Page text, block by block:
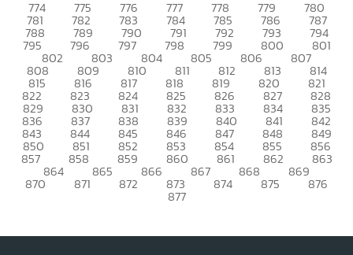
774 775 776 777 778 779 780
781 782 783 784 785 786 787
788 789 790 791 792 793 794
795 796 797 798 799 800 801
802 803 804 805 806 807
808 809 810 811 812 813 814
815 816 817 818 819 820 821
822 823 824 825 826 827 828
829 830 831 832 833 834 835
836 837 838 839 840 841 842
843 844 845 846 847 848 849
850 851 852 853 854 855 856
857 858 859 860 861 862 863
864 865 866 867 868 869
870 871 872 873 874 875 876
877